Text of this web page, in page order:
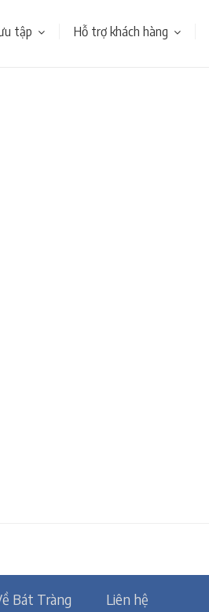
tập Hỗ trợ khách hàng
Bát Tràng Liên hệ